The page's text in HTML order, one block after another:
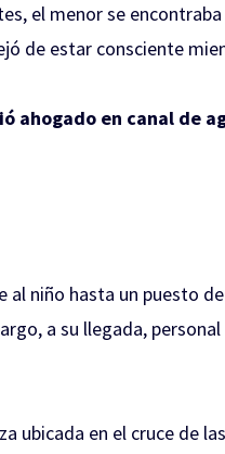
el menor se
de estar consciente
ahogado en canal de
niño hasta un puesto
a su llegada,
ubicada en el cruce de